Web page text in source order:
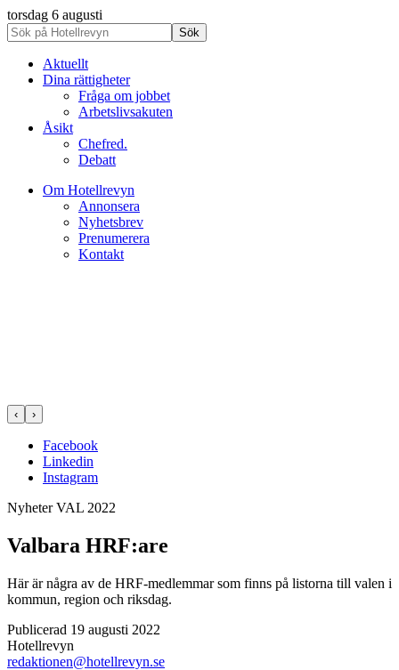
torsdag 6 augusti
Aktuellt
Dina rättigheter
Fråga om jobbet
Arbetslivsakuten
Åsikt
Chefred.
Debatt
Om Hotellrevyn
Annonsera
Nyhetsbrev
Prenumerera
Kontakt
‹ ›
Facebook
Linkedin
Instagram
NyheterVAL 2022
Valbara HRF:are
Här är några av de HRF-medlemmar som finns på listorna till valen i
kommun, region och riksdag.
Publicerad 19 augusti 2022
Hotellrevyn
redaktionen@hotellrevyn.se